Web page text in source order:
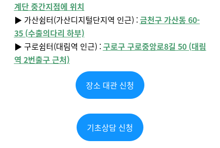
계단 중간지점에 위치
▶️ 가산쉼터(가산디지털단지역 인근) :금천구 가산동 60-
35 (수출의다리 하부)
▶️ 구로쉼터(대림역 인근) :구로구 구로중앙로8길 50 (대림
역 2번출구 근처)
장소 대관 신청
기초상담 신청